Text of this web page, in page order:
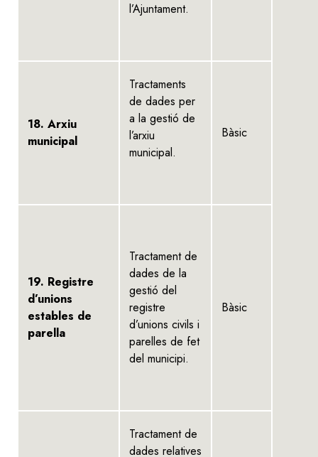
l’Ajuntament.
18. Arxiu
municipal
Tractaments
de dades per
a la gestió de
l’arxiu
municipal.
Bàsic
19. Registre
d’unions
estables de
parella
Tractament de
dades de la
gestió del
registre
d’unions civils i
parelles de fet
del municipi.
Bàsic
Tractament de
dades relatives